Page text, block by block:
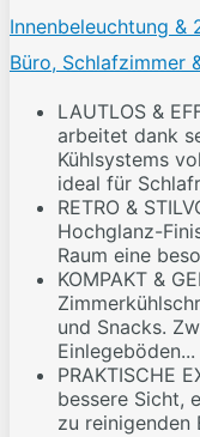
Innenbeleuchtung &
Büro, Schlafzimmer
LAUTLOS &
arbeitet dank
Kühlsystems
ideal für
RETRO &
Hochglanz-
Raum eine
KOMPAKT &
und Snacks.
Einlegeböden...
PRAKTISCHE
bessere Sicht,
zu reinigenden